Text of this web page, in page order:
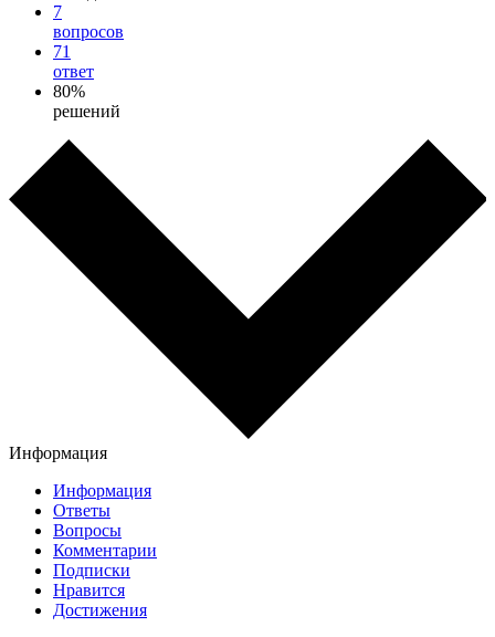
7
вопросов
71
ответ
80%
решений
Информация
Информация
Ответы
Вопросы
Комментарии
Подписки
Нравится
Достижения